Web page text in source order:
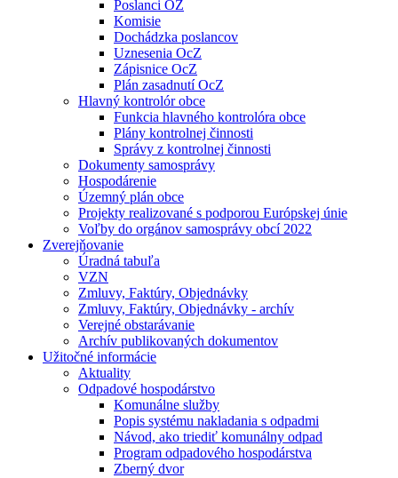
Poslanci OZ
Komisie
Dochádzka poslancov
Uznesenia OcZ
Zápisnice OcZ
Plán zasadnutí OcZ
Hlavný kontrolór obce
Funkcia hlavného kontrolóra obce
Plány kontrolnej činnosti
Správy z kontrolnej činnosti
Dokumenty samosprávy
Hospodárenie
Územný plán obce
Projekty realizované s podporou Európskej únie
Voľby do orgánov samosprávy obcí 2022
Zverejňovanie
Úradná tabuľa
VZN
Zmluvy, Faktúry, Objednávky
Zmluvy, Faktúry, Objednávky - archív
Verejné obstarávanie
Archív publikovaných dokumentov
Užitočné informácie
Aktuality
Odpadové hospodárstvo
Komunálne služby
Popis systému nakladania s odpadmi
Návod, ako triediť komunálny odpad
Program odpadového hospodárstva
Zberný dvor